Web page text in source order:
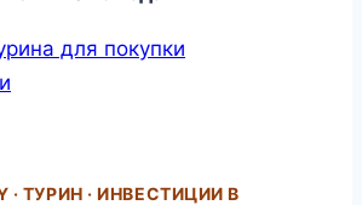
для покупки
· ТУРИН · ИНВЕСТИЦИИ В